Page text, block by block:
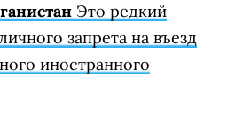
Это редкий
запрета на въезд
иностранного